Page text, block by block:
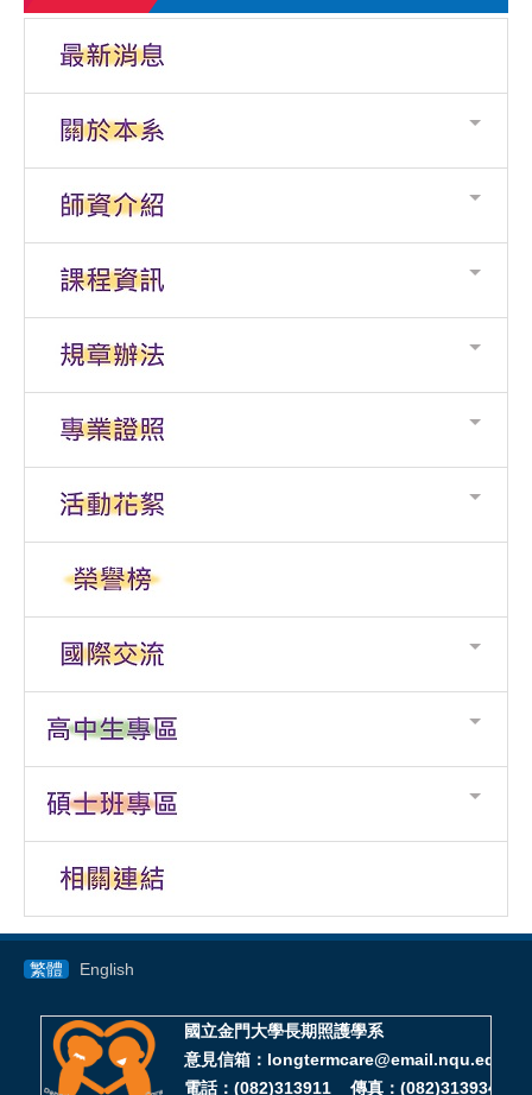
繁體 English
國立金門大學長期照護學系
意見信箱：longtermcare@email.nqu.edu.tw
電話：(082)313911 傳真：(082)313934